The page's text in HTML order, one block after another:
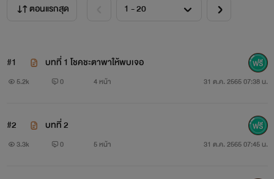
ตอนแรกสุด
#1 บทที่ 1 โชคชะตาพาให้พบเจอ
5.2k 0 4 หน้า 31 ต.ค. 2565 07:38 น.
#2 บทที่ 2
3.3k 0 5 หน้า 31 ต.ค. 2565 07:45 น.